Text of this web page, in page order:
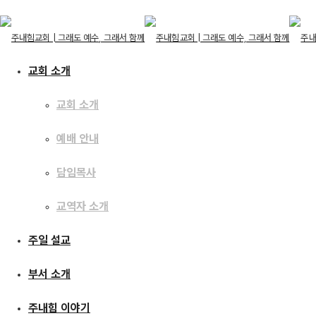
교회 소개
교회 소개
담임목사
주일 설교
주내힘 이야기
교회 소개
교회 소개
예배 안내
담임목사
교역자 소개
주일 설교
부서 소개
주내힘 이야기
주일 설교
[17.04.09] 참 생명의